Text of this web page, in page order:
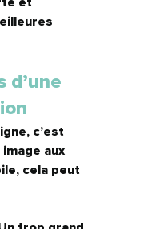
et
d’une
c’est
aux
cela peut